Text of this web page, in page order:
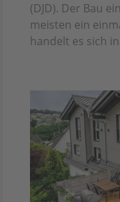
(DJD). Der Bau
meisten ein
handelt es sich